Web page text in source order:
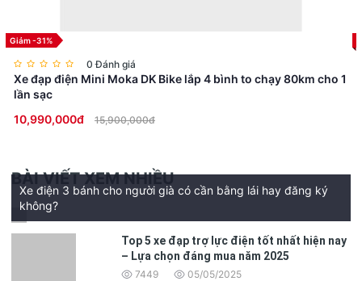
Động Cơ Hiện Đại:
Với động cơ điện một chiều không chổi than có công suất 350W,
xe Mini Moka có khả năng đạt tốc độ tối đa 31 km/h, phù hợp cho
các chuyến đi ngắn trong thành phố. Điều này giúp giảm tải giao
Ắc Quy Mạnh Mẽ:
Xe Mini Moka sử dụng ắc quy Graphene Tianneng có dung lượng
48V 15Ah, cho phép di chuyển quãng đường dài hơn 50 km mà
không lo hết pin. Điều này làm cho chiếc xe trở thành một phương
tiện tuyệt vời cho những người sống ở đô thị bận rộn.
Giảm -31%
0 Đánh giá
Xe đạp điện Mini Moka DK Bike lắp 4 bình to chạy 80km cho 1
lần sạc
10,990,000đ
15,900,000đ
BÀI VIẾT XEM NHIỀU
Xe điện 3 bánh cho người già có cần bằng lái hay đăng ký
không?
Top 5 xe đạp trợ lực điện tốt nhất hiện nay
– Lựa chọn đáng mua năm 2025
7449 05/05/2025